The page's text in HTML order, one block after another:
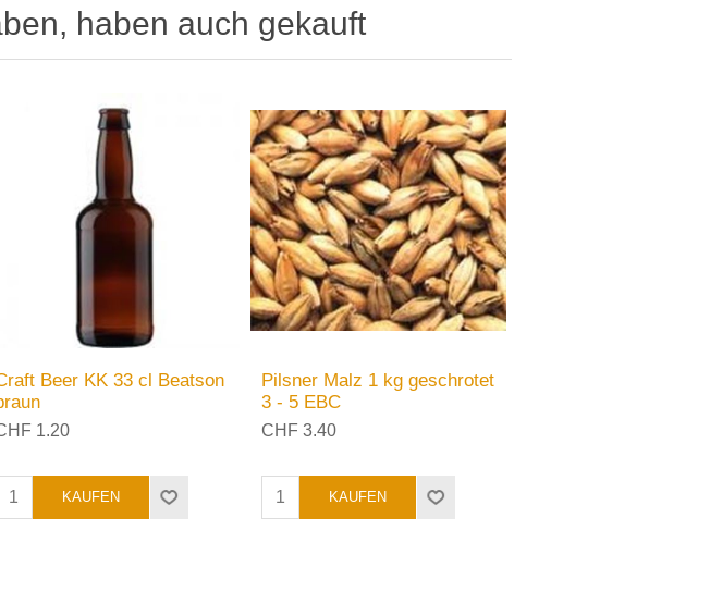
haben auch gekauft
Beer KK 33 cl Beatson
1.20
Pilsner Malz 1 kg geschrotet
3 - 5 EBC
CHF 3.40